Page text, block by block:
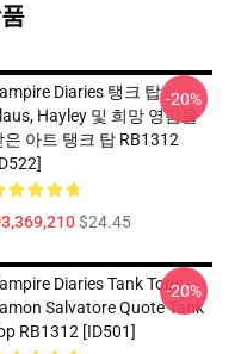
Diaries 탱크 탑 -
Hayley 및 희망 영감을
은 아트 탱크 탑 RB1312
$24.45
-20%
Diaries Tank Tops -
Salvatore Quote Tank
RB1312 [ID501]
-20%